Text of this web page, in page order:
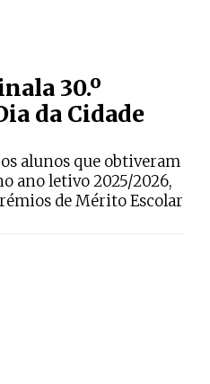
30.º
da Cidade
alunos que obtiveram
ano letivo 2025/2026,
de Mérito Escolar